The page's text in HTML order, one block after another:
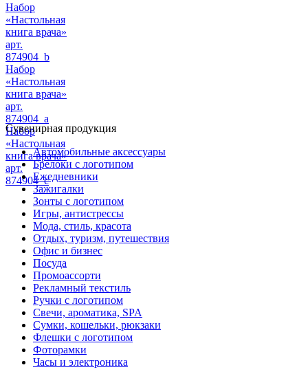
Набор
«Настольная
книга врача»
арт.
874904_b
Набор
«Настольная
книга врача»
арт.
874904_a
Набор
«Настольная
книга врача»
арт.
874904_c
Сувенирная продукция
Автомобильные аксессуары
Брелоки с логотипом
Ежедневники
Зажигалки
Зонты с логотипом
Игры, антистрессы
Мода, стиль, красота
Отдых, туризм, путешествия
Офис и бизнес
Посуда
Промоассорти
Рекламный текстиль
Ручки с логотипом
Свечи, ароматика, SPA
Сумки, кошельки, рюкзаки
Флешки с логотипом
Фоторамки
Часы и электроника